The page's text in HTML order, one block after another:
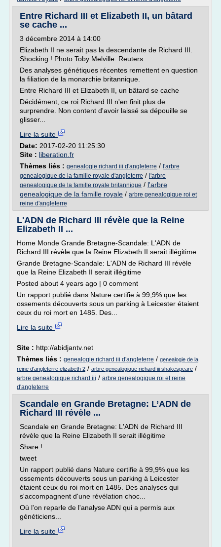
Entre Richard III et Elizabeth II, un bâtard
se cache ...
3 décembre 2014 à 14:00
Elizabeth II ne serait pas la descendante de Richard III.
Shocking ! Photo Toby Melville. Reuters
Des analyses génétiques récentes remettent en question
la filiation de la monarchie britannique.
Entre Richard III et Elizabeth II, un bâtard se cache
Décidément, ce roi Richard III n'en finit plus de
surprendre. Non content d'avoir laissé sa dépouille se
glisser...
Lire la suite
Date: 2017-02-20 11:25:30
Site : liberation.fr
Thèmes liés : genealogie richard iii d'angleterre / l'arbre
genealogique de la famille royale d'angleterre / l'arbre
genealogique de la famille royale britannique / l'arbre
genealogique de la famille royale / arbre genealogique roi et
reine d'angleterre
L'ADN de Richard III révèle que la Reine
Elizabeth II ...
Home Monde Grande Bretagne-Scandale: L'ADN de
Richard III révèle que la Reine Elizabeth II serait illégitime
Grande Bretagne-Scandale: L'ADN de Richard III révèle
que la Reine Elizabeth II serait illégitime
Posted about 4 years ago | 0 comment
Un rapport publié dans Nature certifie à 99,9% que les
ossements découverts sous un parking à Leicester étaient
ceux du roi mort en 1485. Des...
Lire la suite
Site : http://abidjantv.net
Thèmes liés : genealogie richard iii d'angleterre / genealogie de la
reine d'angleterre elizabeth 2 / arbre genealogique richard iii shakespeare /
arbre genealogique richard iii / arbre genealogique roi et reine
d'angleterre
Scandale en Grande Bretagne: L’ADN de
Richard III révèle ...
Scandale en Grande Bretagne: L'ADN de Richard III
révèle que la Reine Elizabeth II serait illégitime
Share !
tweet
Un rapport publié dans Nature certifie à 99,9% que les
ossements découverts sous un parking à Leicester
étaient ceux du roi mort en 1485. Des analyses qui
s'accompagnent d'une révélation choc...
Où l'on reparle de l'analyse ADN qui a permis aux
généticiens...
Lire la suite